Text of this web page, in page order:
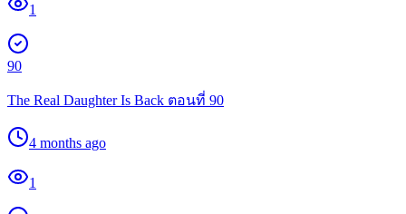
1
90
The Real Daughter Is Back ตอนที่ 90
4 months ago
1